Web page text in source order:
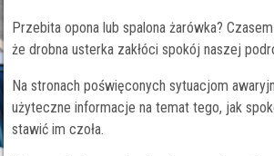
Przebita opona lub spalona żarówka?
że drobna usterka zakłóci spokój naszej
Na stronach poświęconych sytuacjom
użyteczne informacje na temat tego, jak
stawić im czoła.